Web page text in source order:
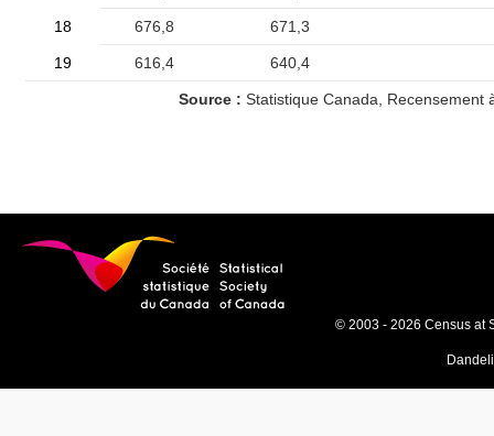
18 676,8 671,3
19 616,4 640,4
Source : Statistique Canada, Recensement
© 2003 - 2026 Census at